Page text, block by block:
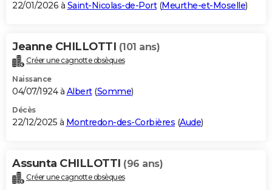
BONS PLANS
Carte de Noël
Carte Bonne année
Carte Saint-Valentin
Carte Pâques
Carte d'anniversaire
DICTIONNAIRE
Dictionnaire
Biographies
Citations
Expressions
Proverbes
PROGRAMME TV
S'inscrire
Se connecter
Lycées
Collèges
Primaires
Universités
Entreprises
Service militaire
Avis de recherche
AVIS DE DÉCÈS
Bricolage
Lifestyle
Culture
Sport
Auto
Television
Voyage
Cinema
22/01/2026 à Saint-Nicolas-de-Port(Meurthe-et-Moselle)
Jeanne CHILLOTTI (101 ans)
Créer une cagnotte obsèques
Naissance
04/07/1924 à Albert(Somme)
Décès
22/12/2025 à Montredon-des-Corbières (Aude)
Assunta CHILLOTTI (96 ans)
Créer une cagnotte obsèques